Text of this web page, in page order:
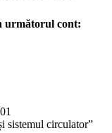
următorul cont:
sistemul circulator”